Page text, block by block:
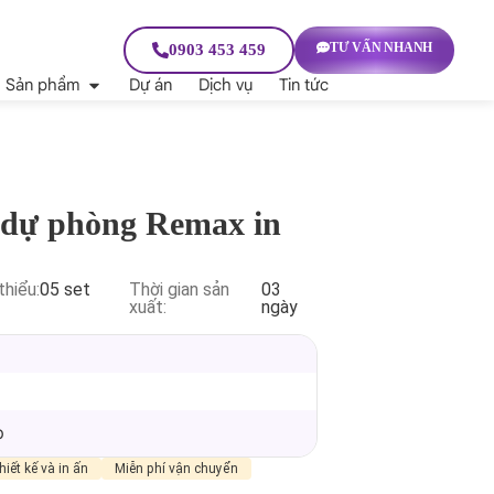
Sản phẩm Dự án Dịch vụ Tin tức
0903 453 459 TƯ VẤN NHANH
phòng Remax in
05 set
Thời gian sản
xuất:
03
ngày
kế và in ấn Miễn phí vận chuyển